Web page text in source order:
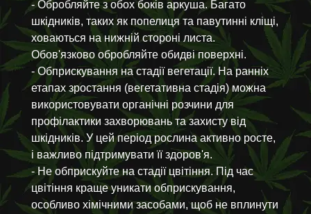
- Обробляйте з обох боків аркуша. Багато
шкідників, таких як попелиця та павутинні кліщі,
ховаються на нижній стороні листа.
Обов'язково обробляйте обидві поверхні.
- Обприскування на стадії вегетації. На ранніх
етапах зростання (вегетативна стадія) можна
використовувати органічні розчини для
профілактики захворювань та захисту від
шкідників. У цей період рослина активно росте,
і важливо підтримувати її здоров'я.
- Не обприскуйте на стадії цвітіння. Під час
цвітіння краще уникати обприскування,
особливо хімічними засобами, щоб не вплинути